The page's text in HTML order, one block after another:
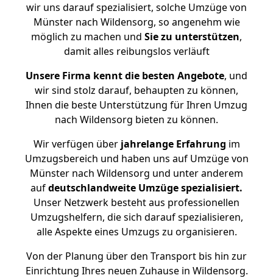
wir uns darauf spezialisiert, solche Umzüge von
Münster nach Wildensorg, so angenehm wie
möglich zu machen und Sie zu unterstützen,
damit alles reibungslos verläuft
Unsere Firma kennt die besten Angebote, und
wir sind stolz darauf, behaupten zu können,
Ihnen die beste Unterstützung für Ihren Umzug
nach Wildensorg bieten zu können.
Wir verfügen überjahrelange Erfahrung im
Umzugsbereich und haben uns auf Umzüge von
Münster nach Wildensorg und unter anderem
aufdeutschlandweite Umzüge spezialisiert.
Unser Netzwerk besteht aus professionellen
Umzugshelfern, die sich darauf spezialisieren,
alle Aspekte eines Umzugs zu organisieren.
Von der Planung über den Transport bis hin zur
Einrichtung Ihres neuen Zuhause in Wildensorg.